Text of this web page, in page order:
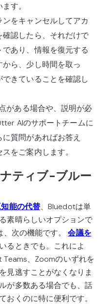
す。
ンをキャンセルしてアカ
認したら、それだけで
あり、情報を復元する
ら、少し時間を取っ
きていることを確認し
がある場合や、説明が必
AIのサポートチームに
質問があればお答え
をご案内します。
ティブ-ブルー
能の代替、Bluedotは単
素晴らしいオプションで
、次の機能です。会議を
るときでも。これによ
、Zoomのいずれを
見逃すことがなくなりま
が多数ある場合でも、話
おくのに特に便利です。